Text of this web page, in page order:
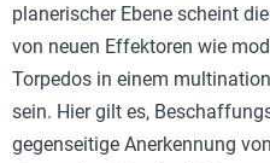
planerischer Ebene scheint
von neuen Effektoren wie
Torpedos in einem
sein. Hier gilt es,
gegenseitige Anerkennung